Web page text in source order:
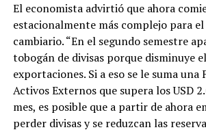
El economista advirtió que ahora
estacionalmente más complejo para
cambiario. “En el segundo semestre
tobogán de divisas porque disminuye
exportaciones. Si a eso se le suma una
Activos Externos que supera los USD
mes, es posible que a partir de ahora
perder divisas y se reduzcan las